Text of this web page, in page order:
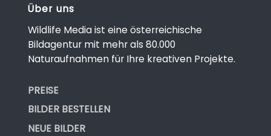
Über uns
Wildlife Media ist eine österreichische
Bildagentur mit mehr als 80.000
Naturaufnahmen für Ihre kreativen Projekte.
PREISE
BILDER BESTELLEN
NEUE BILDER